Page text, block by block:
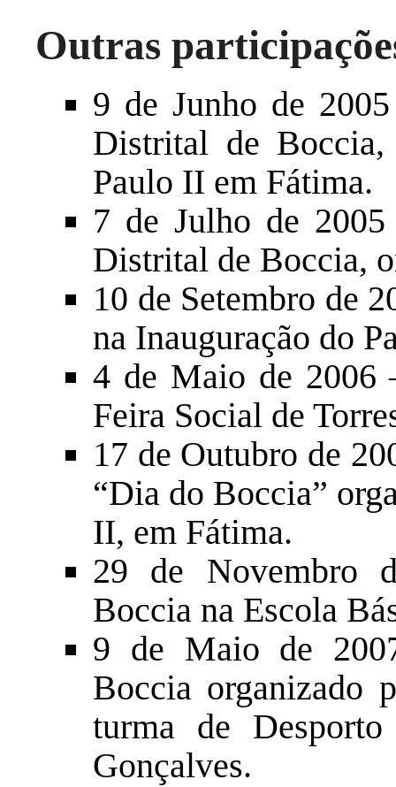
Outras
9 de Junho de
Distrital de Boccia,
Paulo II em Fátima.
7 de Julho de 2005
Distrital de Boccia,
10 de Setembro de
na Inauguração do
4 de Maio de 2006
Feira Social de
17 de Outubro de
“Dia do Boccia”
II, em Fátima.
29 de Novembro
Boccia na Escola
9 de Maio de
Boccia organizado
turma de
Gonçalves.